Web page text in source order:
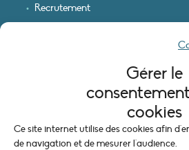
Gérer le
cookies
Ce site internet utilise des cookies afin
de navigation et de mesurer l'audience.
Recrutement
Recevoir nos infos
INFORMATIONS LÉGALES
Mentions légales
Politique de cookies (UE)